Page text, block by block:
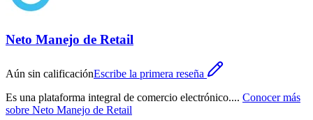
Neto Manejo de Retail
Aún sin calificaciónEscribe la primera reseña
Es una plataforma integral de comercio electrónico.... Conocer más
sobre Neto Manejo de Retail